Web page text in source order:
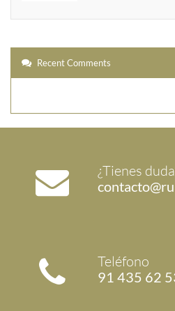
Recent Comments
¿Tienes
Teléfono
91 435 62